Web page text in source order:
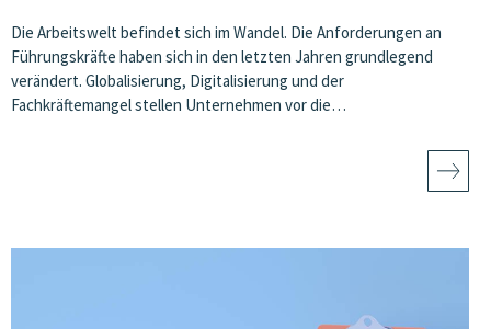
Die Arbeitswelt befindet sich im Wandel. Die Anforderungen an
Führungskräfte haben sich in den letzten Jahren grundlegend
verändert. Globalisierung, Digitalisierung und der
Fachkräftemangel stellen Unternehmen vor die…